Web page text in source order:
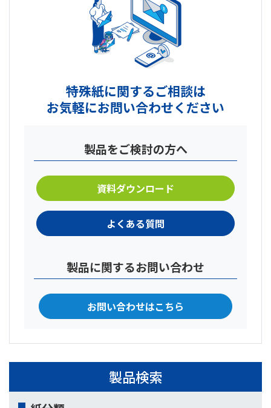
特殊紙に関するご相談は
お気軽にお問い合わせください
製品をご検討の方へ
資料ダウンロード
よくある質問
製品に関するお問い合わせ
お問い合わせはこちら
製品検索